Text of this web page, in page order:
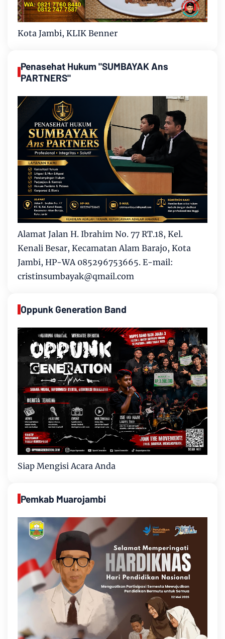
Kota Jambi, KLIK Benner
Penasehat Hukum "SUMBAYAK Ans
PARTNERS"
Alamat Jalan H. Ibrahim No. 77 RT.18, Kel.
Kenali Besar, Kecamatan Alam Barajo, Kota
Jambi, HP-WA 085296753665. E-mail:
cristinsumbayak@qmail.com
Oppunk Generation Band
Siap Mengisi Acara Anda
Pemkab Muarojambi